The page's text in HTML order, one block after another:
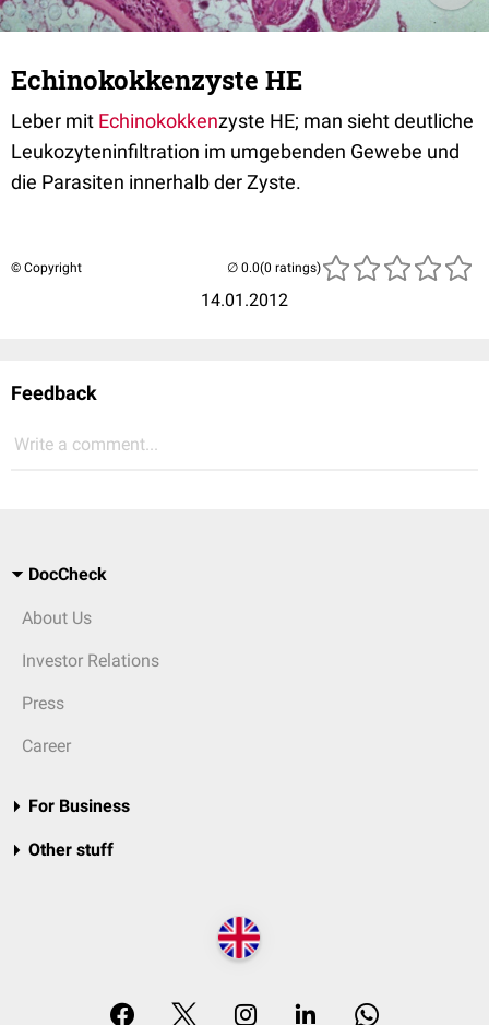
Echinokokkenzyste HE
Leber mit Echinokokkenzyste HE; man sieht deutliche
Leukozyteninfiltration im umgebenden Gewebe und
die Parasiten innerhalb der Zyste.
© Copyright
14.01.2012
(0 ratings)
Feedback
Write a comment...
DocCheck
About Us
Investor Relations
Press
Career
For Business
Other stuff